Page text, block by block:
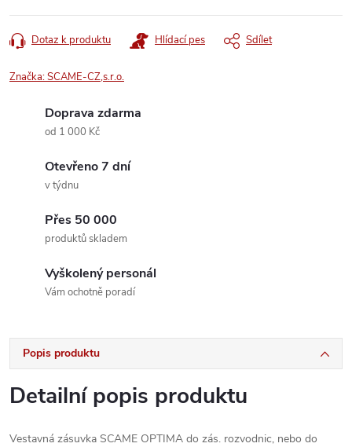
Dotaz k produktu Hlídací pes Sdílet
Značka:SCAME-CZ,s.r.o.
Doprava zdarma
od 1 000 Kč
Otevřeno 7 dní
v týdnu
Přes 50 000
produktů skladem
Vyškolený personál
Vám ochotně poradí
Popis produktu
Detailní popis produktu
Vestavná zásuvka SCAME OPTIMA do zás. rozvodnic, nebo do